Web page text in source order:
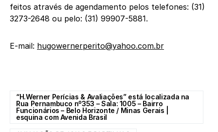
feitos através de agendamento pelos telefones: (31)
3273-2648 ou pelo: (31) 99907-5881.
E-mail: hugowernerperito@yahoo.com.br
“H.Werner Perícias & Avaliações” está localizada na
Rua Pernambuco nº353 – Sala: 1005 – Bairro
Funcionários – Belo Horizonte / Minas Gerais |
esquina com Avenida Brasil